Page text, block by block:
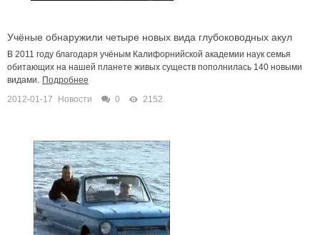
Учёные обнаружили четыре новых вида глубоководных акул
В 2011 году благодаря учёным Калифорнийской академии наук семья
обитающих на нашей планете живых существ пополнилась 140 новыми
видами. Подробнее
2012-01-17
Новости 0 2152